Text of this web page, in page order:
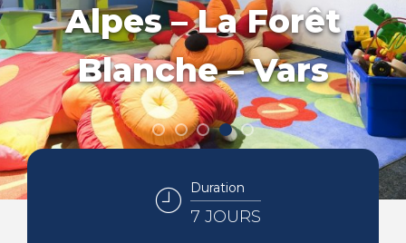
Alpes – La Forêt
Blanche – Vars
Duration
7 JOURS